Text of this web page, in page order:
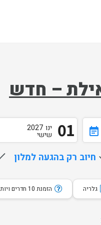
– חדש
event_note
01 ינו 2027
שישי
חיוב רק בהגעה למלון
גלריה הזמנת 10 חדרים ויותר